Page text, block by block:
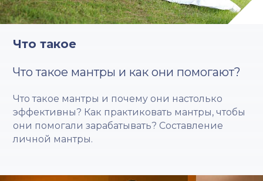
Что такое
Что такое мантры и как они помогают?
Что такое мантры и почему они настолько
эффективны? Как практиковать мантры, чтобы
они помогали зарабатывать? Составление
личной мантры.